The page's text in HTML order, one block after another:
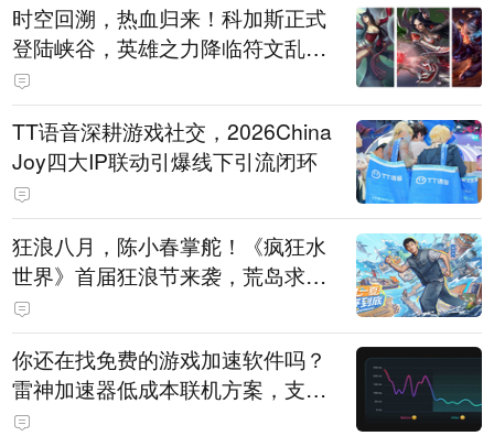
时空回溯，热血归来！科加斯正式
登陆峡谷，英雄之力降临符文乱
斗！
TT语音深耕游戏社交，2026China
Joy四大IP联动引爆线下引流闭环
狂浪八月，陈小春掌舵！《疯狂水
世界》首届狂浪节来袭，荒岛求生
直播即将开启
你还在找免费的游戏加速软件吗？
雷神加速器低成本联机方案，支持
免费试用